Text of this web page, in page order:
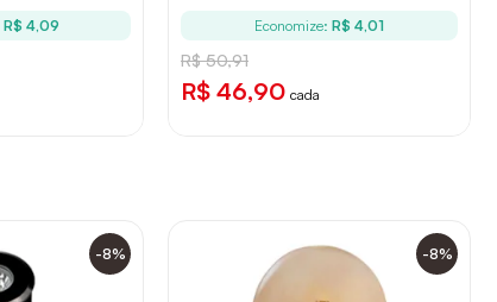
R$ 4,09
Economize: R$ 4,01
R$ 50,91
R$ 46,90 cada
-8% -8%